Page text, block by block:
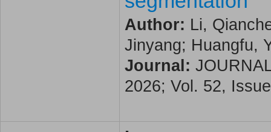
Author: Li,
Jinyang; Huangfu,
Journal:
2026; Vol. 52,